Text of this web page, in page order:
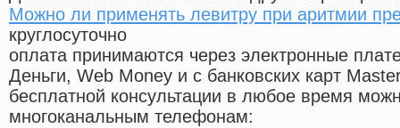
Можно ли применять левитру при аритмии
круглосуточно
оплата принимаются через электронные
Деньги, Web Money и с банковских карт
бесплатной консультации в любое время
многоканальным телефонам: